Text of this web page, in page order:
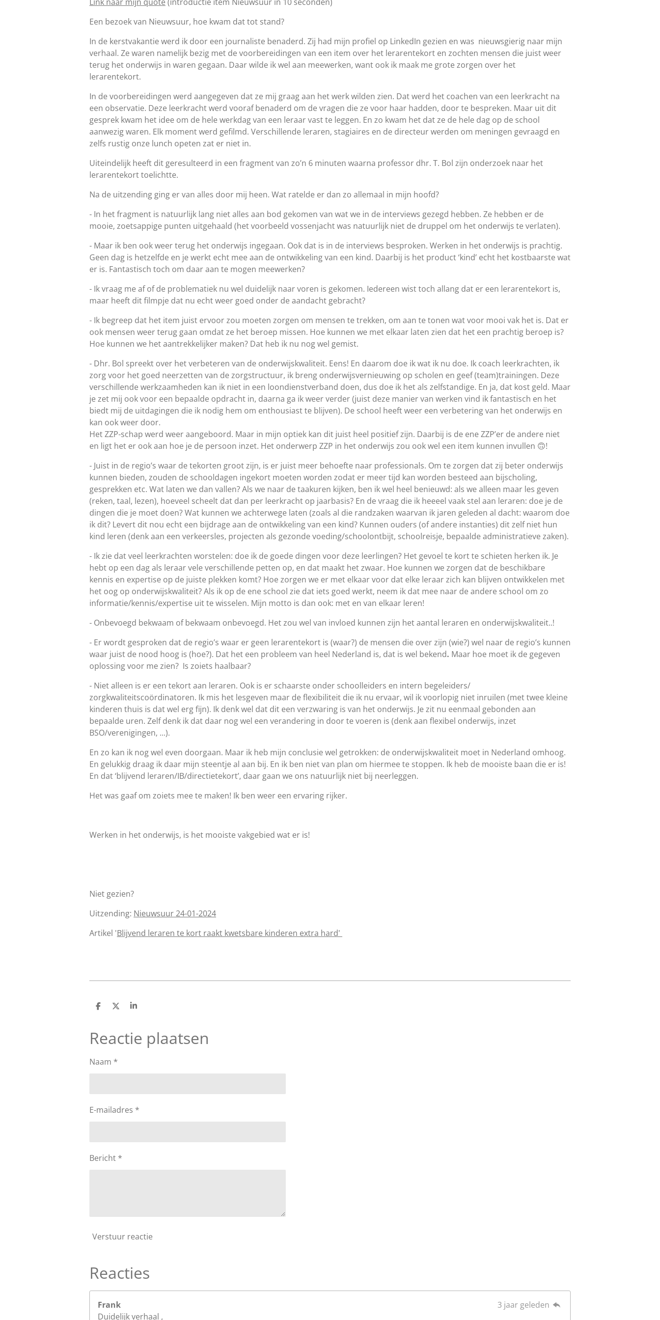
Een bezoek van Nieuwsuur, hoe kwam dat tot stand?
In de kerstvakantie werd ik door een journaliste benaderd. Zij had mijn profiel op LinkedIn gezien en was nieuwsgierig naar mijn
verhaal. Ze waren namelijk bezig met de voorbereidingen van een item over het lerarentekort en zochten mensen die juist weer
terug het onderwijs in waren gegaan. Daar wilde ik wel aan meewerken, want ook ik maak me grote zorgen over het
lerarentekort.
In de voorbereidingen werd aangegeven dat ze mij graag aan het werk wilden zien. Dat werd het coachen van een leerkracht na
een observatie. Deze leerkracht werd vooraf benaderd om de vragen die ze voor haar hadden, door te bespreken. Maar uit dit
gesprek kwam het idee om de hele werkdag van een leraar vast te leggen. En zo kwam het dat ze de hele dag op de school
aanwezig waren. Elk moment werd gefilmd. Verschillende leraren, stagiaires en de directeur werden om meningen gevraagd en
zelfs rustig onze lunch opeten zat er niet in.
Uiteindelijk heeft dit geresulteerd in een fragment van zo’n 6 minuten waarna professor dhr. T. Bol zijn onderzoek naar het
lerarentekort toelichtte.
Na de uitzending ging er van alles door mij heen. Wat ratelde er dan zo allemaal in mijn hoofd?
- In het fragment is natuurlijk lang niet alles aan bod gekomen van wat we in de interviews gezegd hebben. Ze hebben er de
mooie, zoetsappige punten uitgehaald (het voorbeeld vossenjacht was natuurlijk niet de druppel om het onderwijs te verlaten).
- Maar ik ben ook weer terug het onderwijs ingegaan. Ook dat is in de interviews besproken. Werken in het onderwijs is prachtig.
Geen dag is hetzelfde en je werkt echt mee aan de ontwikkeling van een kind. Daarbij is het product ‘kind’ echt het kostbaarste wat
er is. Fantastisch toch om daar aan te mogen meewerken?
- Ik vraag me af of de problematiek nu wel duidelijk naar voren is gekomen. Iedereen wist toch allang dat er een lerarentekort is,
maar heeft dit filmpje dat nu echt weer goed onder de aandacht gebracht?
- Ik begreep dat het item juist ervoor zou moeten zorgen om mensen te trekken, om aan te tonen wat voor mooi vak het is. Dat er
ook mensen weer terug gaan omdat ze het beroep missen. Hoe kunnen we met elkaar laten zien dat het een prachtig beroep is?
Hoe kunnen we het aantrekkelijker maken? Dat heb ik nu nog wel gemist.
- Dhr. Bol spreekt over het verbeteren van de onderwijskwaliteit. Eens! En daarom doe ik wat ik nu doe. Ik coach leerkrachten, ik
zorg voor het goed neerzetten van de zorgstructuur, ik breng onderwijsvernieuwing op scholen en geef (team)trainingen. Deze
verschillende werkzaamheden kan ik niet in een loondienstverband doen, dus doe ik het als zelfstandige. En ja, dat kost geld. Maar
je zet mij ook voor een bepaalde opdracht in, daarna ga ik weer verder (juist deze manier van werken vind ik fantastisch en het
biedt mij de uitdagingen die ik nodig hem om enthousiast te blijven). De school heeft weer een verbetering van het onderwijs en
kan ook weer door.
Het ZZP-schap werd weer aangeboord. Maar in mijn optiek kan dit juist heel positief zijn. Daarbij is de ene ZZP’er de andere niet
en ligt het er ook aan hoe je de persoon inzet. Het onderwerp ZZP in het onderwijs zou ook wel een item kunnen invullen 🙃!
- Juist in de regio’s waar de tekorten groot zijn, is er juist meer behoefte naar professionals. Om te zorgen dat zij beter onderwijs
kunnen bieden, zouden de schooldagen ingekort moeten worden zodat er meer tijd kan worden besteed aan bijscholing,
gesprekken etc. Wat laten we dan vallen? Als we naar de taakuren kijken, ben ik wel heel benieuwd: als we alleen maar les geven
(reken, taal, lezen), hoeveel scheelt dat dan per leerkracht op jaarbasis? En de vraag die ik heeeel vaak stel aan leraren: doe je de
dingen die je moet doen? Wat kunnen we achterwege laten (zoals al die randzaken waarvan ik jaren geleden al dacht: waarom doe
ik dit? Levert dit nou echt een bijdrage aan de ontwikkeling van een kind? Kunnen ouders (of andere instanties) dit zelf niet hun
kind leren (denk aan een verkeersles, projecten als gezonde voeding/schoolontbijt, schoolreisje, bepaalde administratieve zaken).
- Ik zie dat veel leerkrachten worstelen: doe ik de goede dingen voor deze leerlingen? Het gevoel te kort te schieten herken ik. Je
hebt op een dag als leraar vele verschillende petten op, en dat maakt het zwaar. Hoe kunnen we zorgen dat de beschikbare
kennis en expertise op de juiste plekken komt? Hoe zorgen we er met elkaar voor dat elke leraar zich kan blijven ontwikkelen met
het oog op onderwijskwaliteit? Als ik op de ene school zie dat iets goed werkt, neem ik dat mee naar de andere school om zo
informatie/kennis/expertise uit te wisselen. Mijn motto is dan ook: met en van elkaar leren!
- Onbevoegd bekwaam of bekwaam onbevoegd. Het zou wel van invloed kunnen zijn het aantal leraren en onderwijskwaliteit..!
- Er wordt gesproken dat de regio’s waar er geen lerarentekort is (waar?) de mensen die over zijn (wie?) wel naar de regio’s kunnen
waar juist de nood hoog is (hoe?). Dat het een probleem van heel Nederland is, dat is wel bekend. Maar hoe moet ik de gegeven
oplossing voor me zien? Is zoiets haalbaar?
- Niet alleen is er een tekort aan leraren. Ook is er schaarste onder schoolleiders en intern begeleiders/
zorgkwaliteitscoördinatoren. Ik mis het lesgeven maar de flexibiliteit die ik nu ervaar, wil ik voorlopig niet inruilen (met twee kleine
kinderen thuis is dat wel erg fijn). Ik denk wel dat dit een verzwaring is van het onderwijs. Je zit nu eenmaal gebonden aan
bepaalde uren. Zelf denk ik dat daar nog wel een verandering in door te voeren is (denk aan flexibel onderwijs, inzet
BSO/verenigingen, ...).
En zo kan ik nog wel even doorgaan. Maar ik heb mijn conclusie wel getrokken: de onderwijskwaliteit moet in Nederland omhoog.
En gelukkig draag ik daar mijn steentje al aan bij. En ik ben niet van plan om hiermee te stoppen. Ik heb de mooiste baan die er is!
En dat ‘blijvend leraren/IB/directietekort’, daar gaan we ons natuurlijk niet bij neerleggen.
Het was gaaf om zoiets mee te maken! Ik ben weer een ervaring rijker.
Werken in het onderwijs, is het mooiste vakgebied wat er is!
Niet gezien?
Uitzending: Nieuwsuur 24-01-2024
Artikel 'Blijvend leraren te kort raakt kwetsbare kinderen extra hard'
D
e
n
D
S
e
Reactie plaatsen
Naam *
E-mailadres *
Bericht *
Verstuur reactie
Reacties
Frank
3 jaar geleden
Duidelijk verhaal ,